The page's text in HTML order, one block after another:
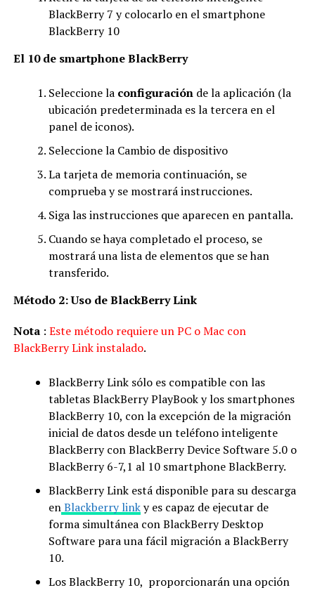
BlackBerry 7 y colocarlo en el smartphone
BlackBerry 10
El 10 de smartphone BlackBerry
Seleccione la configuraciónde la aplicación (la
ubicación predeterminada es la tercera en el
panel de iconos).
Seleccione la Cambio de dispositivo
La tarjeta de memoria continuación, se
comprueba y se mostrará instrucciones.
Siga las instrucciones que aparecen en pantalla.
Cuando se haya completado el proceso, se
mostrará una lista de elementos que se han
transferido.
Método 2: Uso de BlackBerry Link
Nota: Este método requiere un PC o Mac con
BlackBerry Link instalado.
BlackBerry Link sólo es compatible con las
tabletas BlackBerry PlayBook y los smartphones
BlackBerry 10, con la excepción de la migración
inicial de datos desde un teléfono inteligente
BlackBerry con BlackBerry Device Software 5.0 o
BlackBerry 6-7,1 al 10 smartphone BlackBerry.
BlackBerry Link está disponible para su descarga
enBlackberry linky es capaz de ejecutar de
forma simultánea con BlackBerry Desktop
Software para una fácil migración a BlackBerry
10.
Los BlackBerry 10, proporcionarán una opción